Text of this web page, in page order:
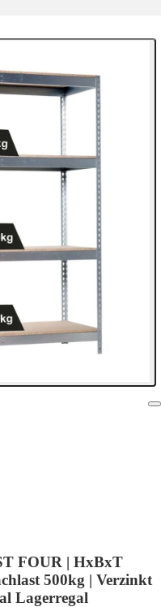
FOUR | HxBxT
500kg | Verzinkt
Lagerregal